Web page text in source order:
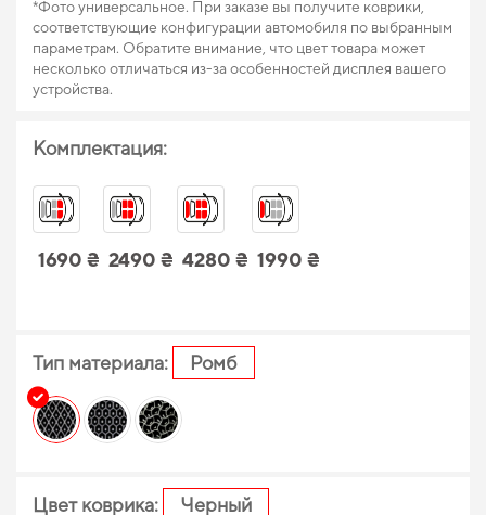
*Фото универсальное. При заказе вы получите коврики,
соответствующие конфигурации автомобиля по выбранным
параметрам. Обратите внимание, что цвет товара может
несколько отличаться из-за особенностей дисплея вашего
устройства.
Комплектация:
1690 ₴ 2490 ₴ 4280 ₴ 1990 ₴
Тип материала: Ромб
Цвет коврика: Черный